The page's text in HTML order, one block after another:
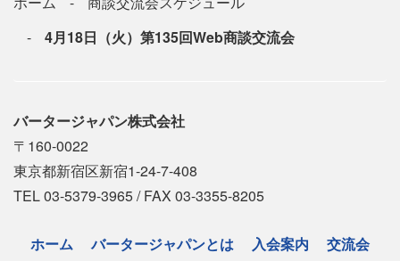
4月18日（火）第135回Web商談交流会
バータージャパン株式会社
〒160-0022
東京都新宿区新宿1-24-7-408
TEL 03-5379-3965 / FAX 03-3355-8205
ホーム バータージャパンとは 入会案内
交流会